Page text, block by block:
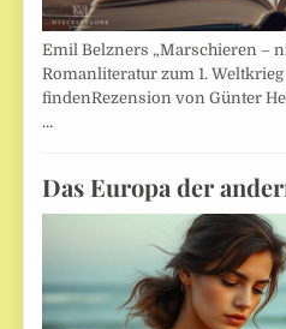
Emil Belzners „Marschieren –
Romanliteratur zum 1.
findenRezension von Günter
…
Das Europa der